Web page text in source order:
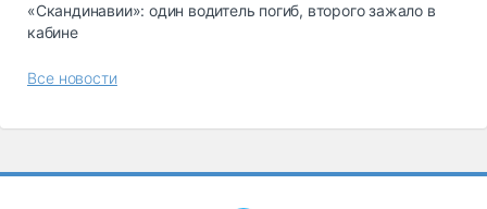
Коммерческий
«Скандинавии»: один водитель погиб, второго зажало в
кабине
Все новости